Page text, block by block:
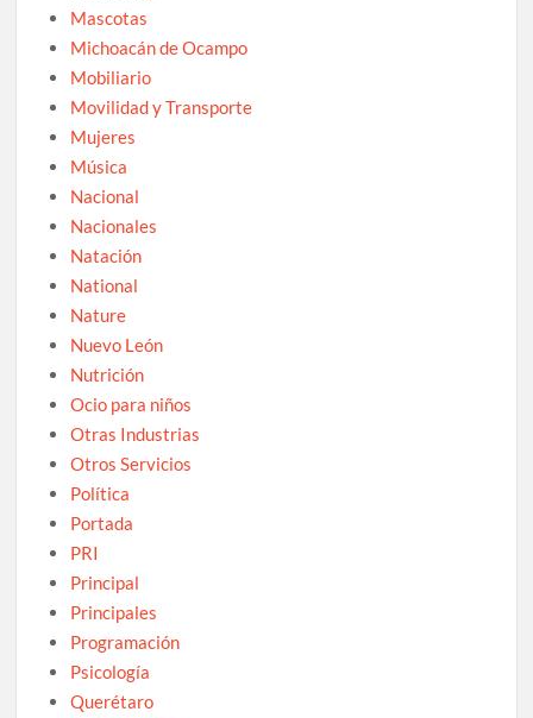
Mascotas
Michoacán de Ocampo
Mobiliario
Movilidad y Transporte
Mujeres
Música
Nacional
Nacionales
Natación
National
Nature
Nuevo León
Nutrición
Ocio para niños
Otras Industrias
Otros Servicios
Política
Portada
PRI
Principal
Principales
Programación
Psicología
Querétaro